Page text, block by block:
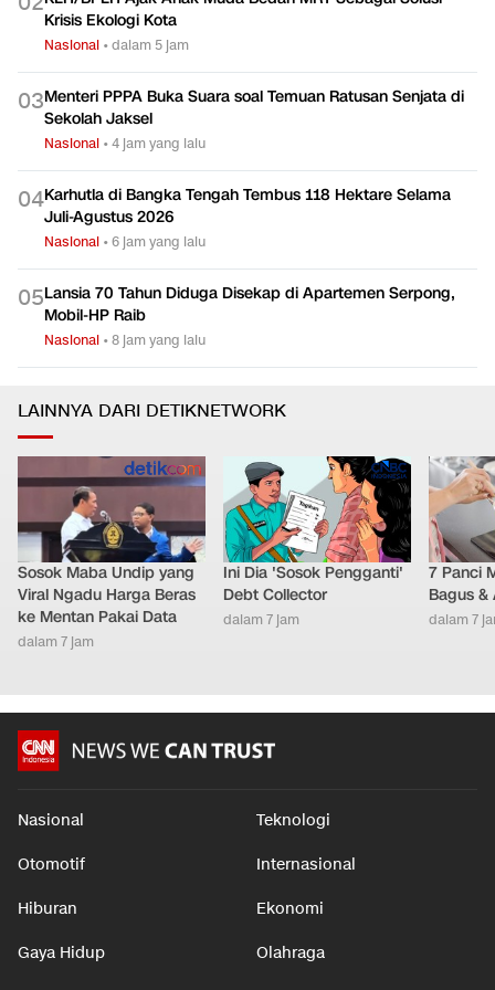
Krisis Ekologi Kota
Nasional •dalam 5 jam
03Menteri PPPA Buka Suara soal Temuan Ratusan Senjata di
Sekolah Jaksel
Nasional •4 jam yang lalu
04Karhutla di Bangka Tengah Tembus 118 Hektare Selama
Juli-Agustus 2026
Nasional •6 jam yang lalu
05Lansia 70 Tahun Diduga Disekap di Apartemen Serpong,
Mobil-HP Raib
Nasional •8 jam yang lalu
LAINNYA DARI DETIKNETWORK
Sosok Maba Undip yang
Viral Ngadu Harga Beras
ke Mentan Pakai Data
dalam 7 jam
Ini Dia 'Sosok Pengganti'
Debt Collector
dalam 7 jam
7 Panci
Bagus &
dalam 7
Nasional Teknologi
Otomotif Internasional
Hiburan Ekonomi
Gaya Hidup Olahraga